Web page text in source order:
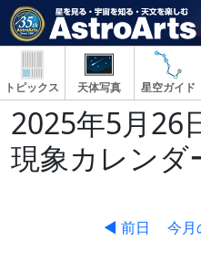
トピックス 天体写真 星空ガイド
2025年5月26
現象カレンダ
◀ 前日 今月